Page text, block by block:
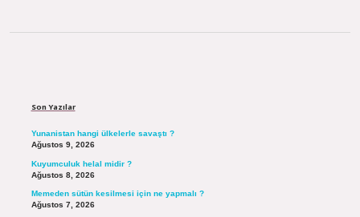
Son Yazılar
Yunanistan hangi ülkelerle savaştı ?
Ağustos 9, 2026
Kuyumculuk helal midir ?
Ağustos 8, 2026
Memeden sütün kesilmesi için ne yapmalı ?
Ağustos 7, 2026